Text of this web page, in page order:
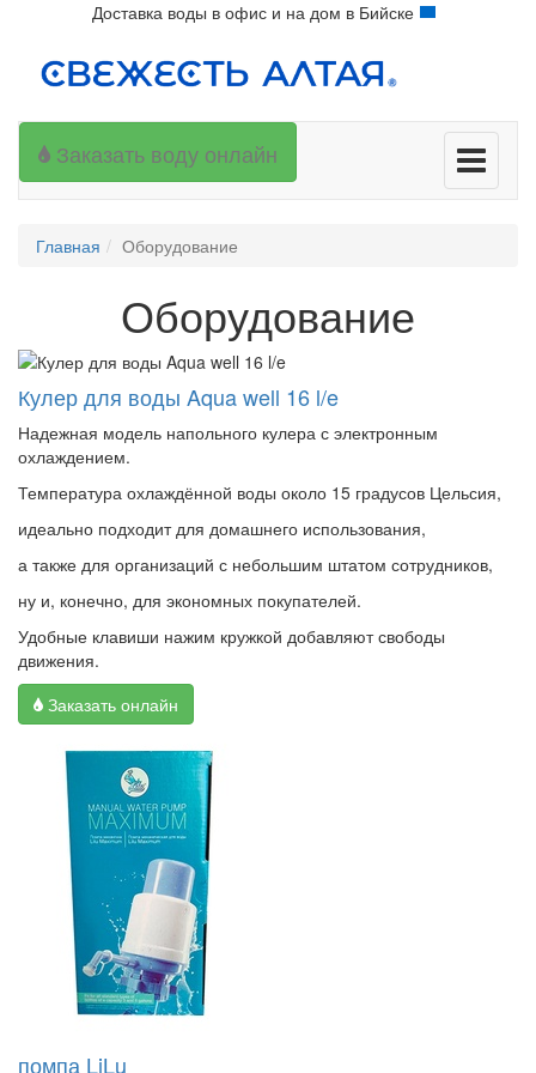
Доставка воды в офис и на дом в Бийске
Меню
Заказать воду онлайн
Главная Оборудование
Оборудование
Кулер для воды Aqua well 16 l/e
Надежная модель напольного кулера с электронным
охлаждением.
Температура охлаждённой воды около 15 градусов Цельсия,
идеально подходит для домашнего использования,
а также для организаций с небольшим штатом сотрудников,
ну и, конечно, для экономных покупателей.
Удобные клавиши нажим кружкой добавляют свободы
движения.
Заказать онлайн
помпа LiLu